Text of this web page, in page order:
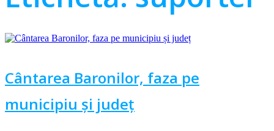
Cântarea Baronilor, faza pe
municipiu și județ